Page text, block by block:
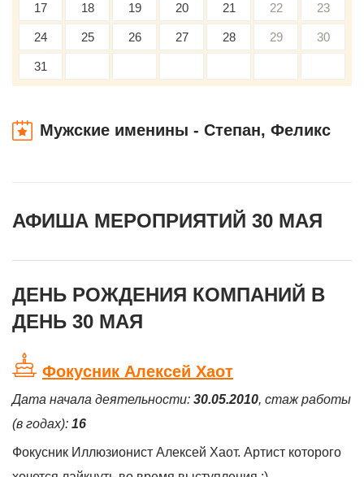
17 18 19 20 21 22 23
24 25 26 27 28 29 30
31
Мужские именины - Степан, Феликс
АФИША МЕРОПРИЯТИЙ 30 МАЯ
ДЕНЬ РОЖДЕНИЯ КОМПАНИЙ В
ДЕНЬ 30 МАЯ
Фокусник Алексей Хаот
Дата начала деятельности: 30.05.2010, стаж работы
(в годах): 16
Фокусник Иллюзионист Алексей Хаот. Артист которого